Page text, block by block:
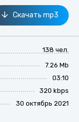
Скачать mp3
138 чел.
7.26 Mb
03:10
320 kbps
30 октябрь 2021